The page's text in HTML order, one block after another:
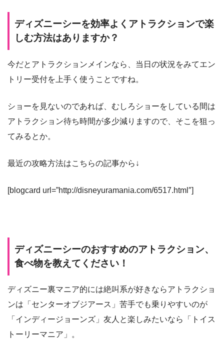
ディズニーシーを効率よくアトラクションで楽
しむ方法はありますか？
今だとアトラクションメインなら、当日の状況をみてエン
トリー受付を上手く使うことですね。
ショーを見ないのであれば、むしろショーをしている間は
アトラクション待ち時間が多少減りますので、そこを狙っ
てみるとか。
最近の攻略方法はこちらの記事から↓
[blogcard url=”http://disneyuramania.com/6517.html″]
ディズニーシーのおすすめのアトラクション、
食べ物を教えてください！
ディズニー裏マニア的には絶叫系が好きならアトラクショ
ンは「センターオブジアース」苦手でも乗りやすいのが
「インディージョーンズ」友人と楽しみたいなら「トイス
トーリーマニア」。